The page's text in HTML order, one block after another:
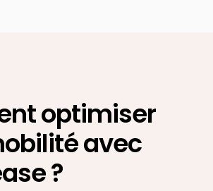
optimiser
avec
?